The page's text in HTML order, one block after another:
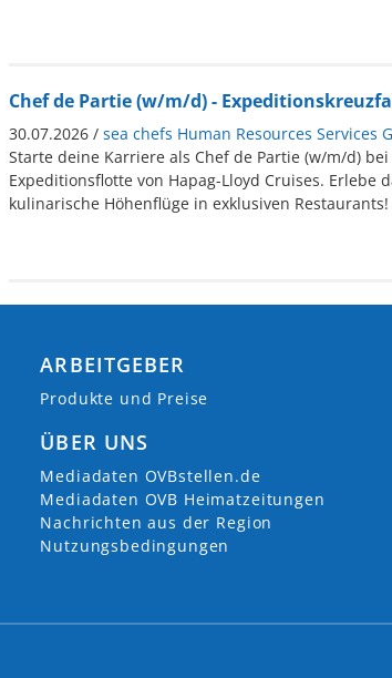
Chef de Partie (w/m/d) -
30.07.2026 / sea chefs Human Resources Services
Starte deine Karriere als Chef de Partie (w/m/d)
Expeditionsflotte von Hapag-Lloyd Cruises. Erlebe
kulinarische Höhenflüge in exklusiven Restaurants!
ARBEITGEBER
Produkte und Preise
ÜBER UNS
Mediadaten OVBstellen.de
Mediadaten OVB Heimatzeitungen
Nachrichten aus der Region
Nutzungsbedingungen